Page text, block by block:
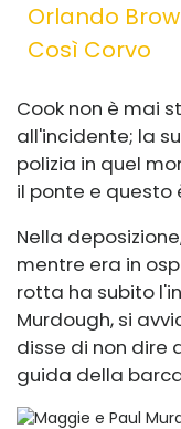
Orlando
Così Corvo
Cook non è mai
all'incidente; la
polizia in quel
il ponte e questo
Nella
mentre era in
rotta ha subito
Murdough, si
disse di non dire
guida della